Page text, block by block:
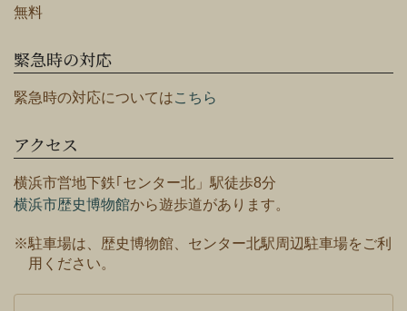
無料
緊急時の対応
緊急時の対応についてはこちら
アクセス
横浜市営地下鉄｢センター北」駅徒歩8分
横浜市歴史博物館から遊歩道があります。
※駐車場は、歴史博物館、センター北駅周辺駐車場をご利
用ください。